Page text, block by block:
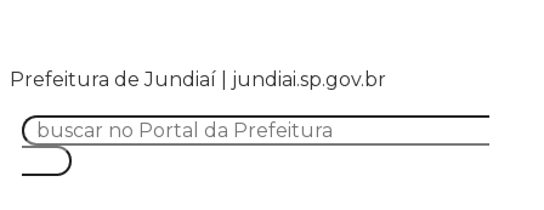
Prefeitura de Jundiaí | jundiai.sp.gov.br